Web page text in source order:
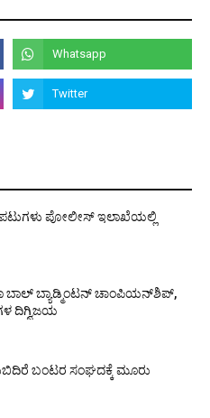
ಪೋಲೀಸ್ ಇಲಾಖೆಯಲ್ಲಿ
ಬ್ಯಾಡ್ಮಿಂಟನ್ ಚಾಂಪಿಯನ್‌ಶಿಪ್,
ದಿಗ್ವಿಜಯ
ಬಂಟರ ಸಂಘದಕ್ಕೆ ಮೂರು